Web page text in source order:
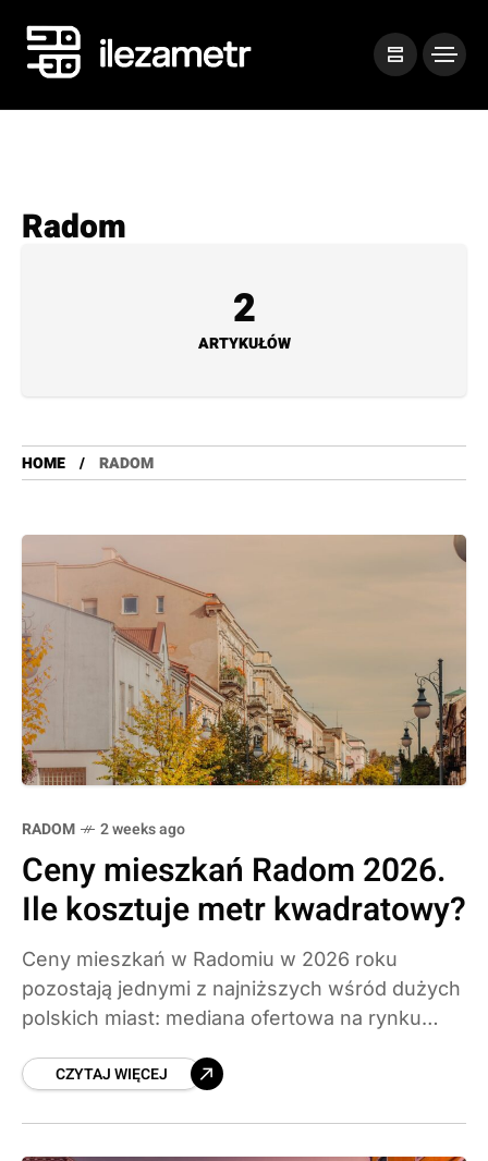
Radom
2
ARTYKUŁÓW
HOME RADOM
RADOM 2 weeks ago
Ceny mieszkań Radom 2026.
Ile kosztuje metr kwadratowy?
Ceny mieszkań w Radomiu w 2026 roku
pozostają jednymi z najniższych wśród dużych
polskich miast: mediana ofertowa na rynku
rynkowa (bliska cenom
CZYTAJ WIĘCEJ